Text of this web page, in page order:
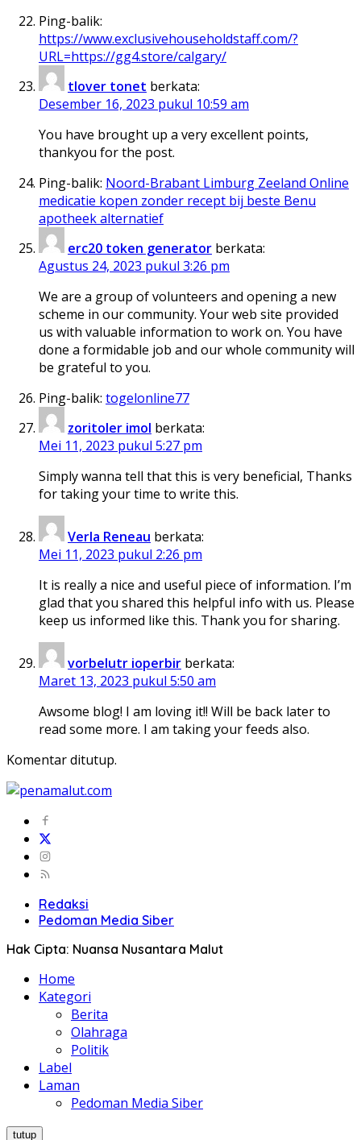
Ping-balik:
https://www.exclusivehouseholdstaff.com/?
URL=https://gg4.store/calgary/
tlover tonet berkata:
Desember 16, 2023 pukul 10:59 am
You have brought up a very excellent points,
thankyou for the post.
Ping-balik: Noord-Brabant Limburg Zeeland Online
medicatie kopen zonder recept bij beste Benu
apotheek alternatief
erc20 token generator berkata:
Agustus 24, 2023 pukul 3:26 pm
We are a group of volunteers and opening a new
scheme in our community. Your web site provided
us with valuable information to work on. You have
done a formidable job and our whole community will
be grateful to you.
Ping-balik: togelonline77
zoritoler imol berkata:
Mei 11, 2023 pukul 5:27 pm
Simply wanna tell that this is very beneficial, Thanks
for taking your time to write this.
Verla Reneau berkata:
Mei 11, 2023 pukul 2:26 pm
It is really a nice and useful piece of information. I’m
glad that you shared this helpful info with us. Please
keep us informed like this. Thank you for sharing.
vorbelutr ioperbir berkata:
Maret 13, 2023 pukul 5:50 am
Awsome blog! I am loving it!! Will be back later to
read some more. I am taking your feeds also.
Komentar ditutup.
Redaksi
Pedoman Media Siber
Hak Cipta: Nuansa Nusantara Malut
Home
Kategori
Berita
Olahraga
Politik
Label
Laman
Pedoman Media Siber
tutup